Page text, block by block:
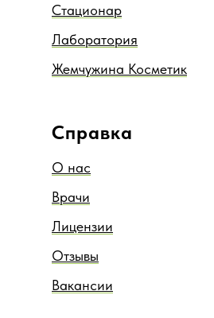
Стационар
Лаборатория
Жемчужина Косметик
Справка
О нас
Врачи
Лицензии
Отзывы
Вакансии